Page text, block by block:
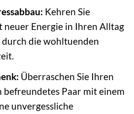
Kehren Sie
Energie in Ihren Alltag
die wohltuenden
Überraschen Sie Ihren
Paar mit einem
unvergessliche